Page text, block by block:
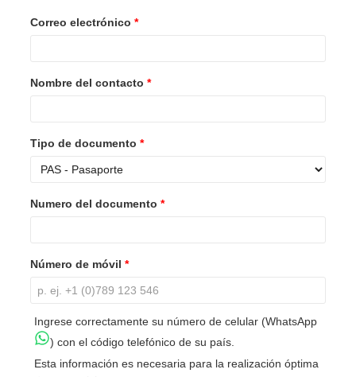
Correo electrónico *
Nombre del contacto *
Tipo de documento *
Numero del documento *
Número de móvil *
Ingrese correctamente su número de celular (WhatsApp
) con el código telefónico de su país.
Esta información es necesaria para la realización óptima